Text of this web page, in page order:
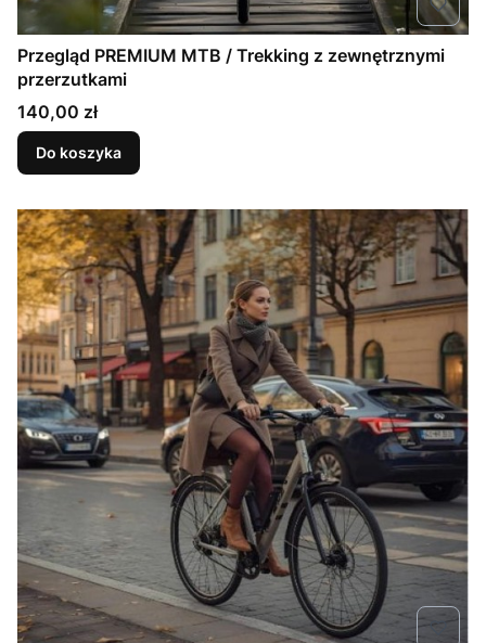
Przegląd PREMIUM MTB / Trekking z zewnętrznymi
przerzutkami
Cena
140,00 zł
Do koszyka